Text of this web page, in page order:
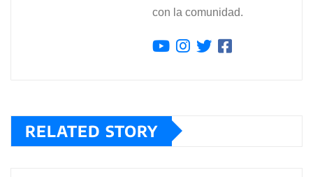
con la comunidad.
RELATED STORY